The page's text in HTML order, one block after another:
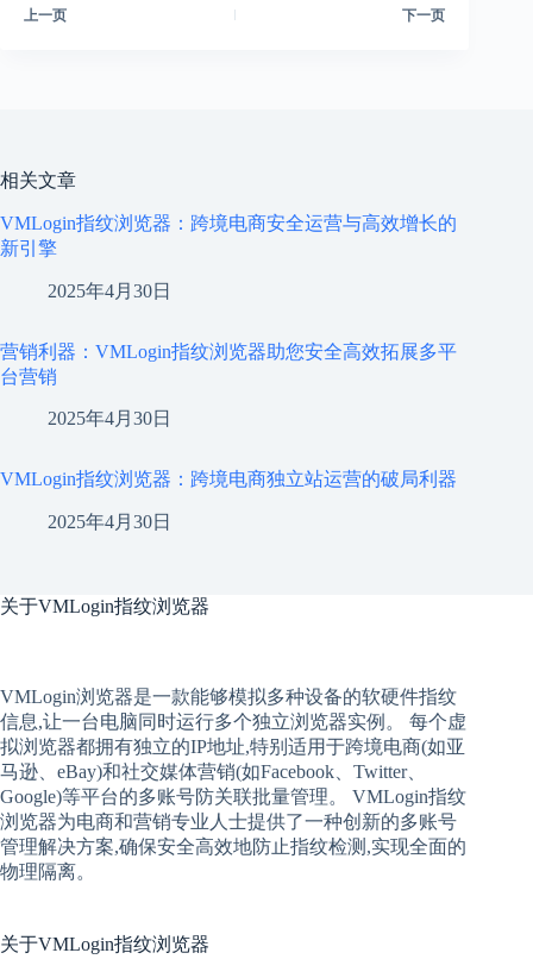
上一页 下一页
相关文章
VMLogin指纹浏览器：跨境电商安全运营与高效增长的
新引擎
2025年4月30日
营销利器：VMLogin指纹浏览器助您安全高效拓展多平
台营销
2025年4月30日
VMLogin指纹浏览器：跨境电商独立站运营的破局利器
2025年4月30日
关于VMLogin指纹浏览器
VMLogin浏览器是一款能够模拟多种设备的软硬件指纹
信息,让一台电脑同时运行多个独立浏览器实例。 每个虚
拟浏览器都拥有独立的IP地址,特别适用于跨境电商(如亚
马逊、eBay)和社交媒体营销(如Facebook、Twitter、
Google)等平台的多账号防关联批量管理。 VMLogin指纹
浏览器为电商和营销专业人士提供了一种创新的多账号
管理解决方案,确保安全高效地防止指纹检测,实现全面的
物理隔离。
关于VMLogin指纹浏览器